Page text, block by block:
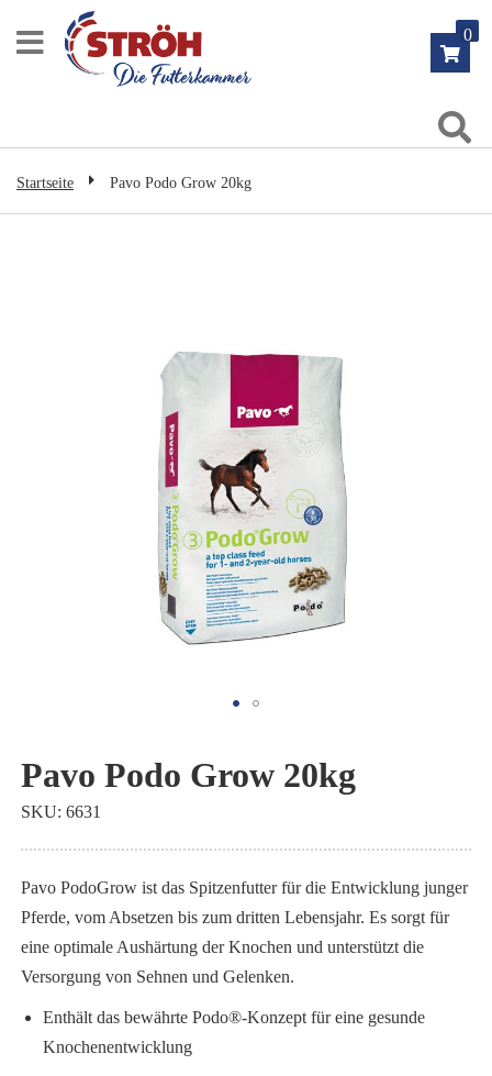
Inhalt
0
Startseite Pavo Podo Grow 20kg
Anfang
der
Bildgalerie
springen
Pavo Podo Grow 20kg
Pavo PodoGrow ist das Spitzenfutter für die Entwicklung junger
Pferde, vom Absetzen bis zum dritten Lebensjahr. Es sorgt für
eine optimale Aushärtung der Knochen und unterstützt die
Versorgung von Sehnen und Gelenken.
Enthält das bewährte Podo®-Konzept für eine gesunde
Knochenentwicklung
SKU 6631